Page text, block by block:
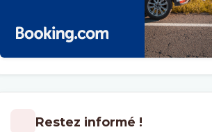
Restez informé !